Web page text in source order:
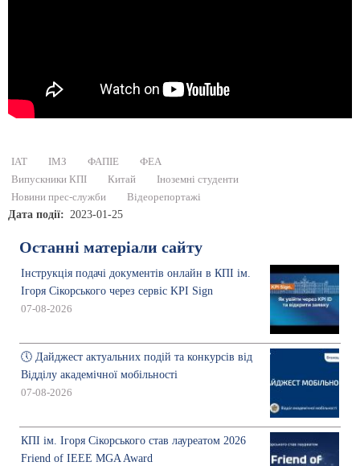
ІАТ ІМЗ ФАПІЕ
ФЕА
Випускники КПІ
Китай
Іноземні студенти
Новини прес-служби
Відеорепортажі
Дата події 2023-01-25
Останні матеріали сайту
Інструкція подачі документів онлайн в КПІ ім.
Ігоря Сікорського через сервіс KPI Sign
07-08-2026
🕔 Дайджест актуальних подій та конкурсів від
Відділу академічної мобільності
07-08-2026
КПІ ім. Ігоря Сікорського став лауреатом 2026
Friend of IEEE MGA Award